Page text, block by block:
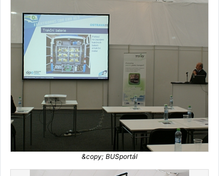
&copy; BUSportál